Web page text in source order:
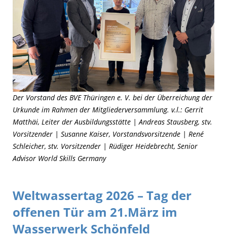
Der Vorstand des BVE Thüringen e. V. bei der Überreichung der
Urkunde im Rahmen der Mitgliederversammlung. v.l.: Gerrit
Matthäi, Leiter der Ausbildungsstätte | Andreas Stausberg, stv.
Vorsitzender | Susanne Kaiser, Vorstandsvorsitzende | René
Schleicher, stv. Vorsitzender | Rüdiger Heidebrecht, Senior
Advisor World Skills Germany
Weltwassertag 2026 – Tag der
offenen Tür am 21.März im
Wasserwerk Schönfeld